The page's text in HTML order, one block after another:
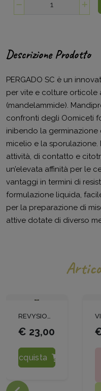
Descrizione Prodotto
PERGADO SC è un
per vite e colture orticole
(mandelammide).
confronti degli Oomiceti
inibendo la
micelio e la
attività, di contatto e
un’elevata affinità per le
vantaggi in termini di
formulazione liquida,
per la preparazione di
attive dotate di diverso
REVYSION LT1
€ 23,00
Acquista